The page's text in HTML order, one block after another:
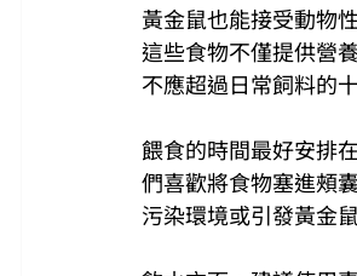
黃金鼠也能接受動物
這些食物不僅提供營
不應超過日常飼料的
餵食的時間最好安排
們喜歡將食物塞進頰
污染環境或引發黃金